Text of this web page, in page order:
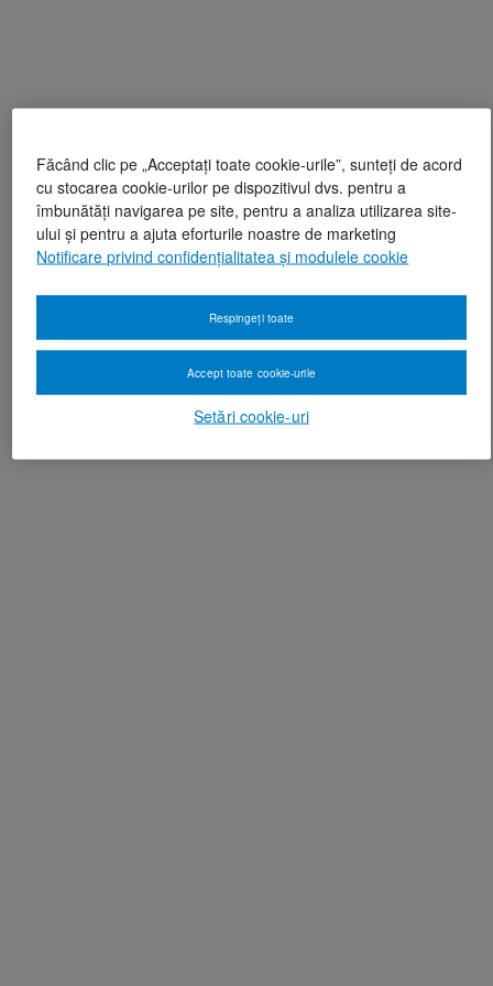
Făcând clic pe „Acceptați toate cookie-urile”, sunteți de acord
cu stocarea cookie-urilor pe dispozitivul dvs. pentru a
îmbunătăți navigarea pe site, pentru a analiza utilizarea site-
ului și pentru a ajuta eforturile noastre de marketing
Notificare privind confidențialitatea și modulele cookie
Setări cookie-uri
Respingeți toate
Accept toate cookie-urile